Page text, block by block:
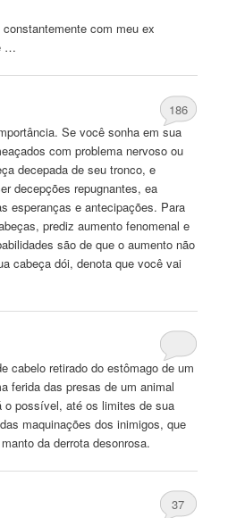
com meu ex
…
186
Se você sonha em sua
com problema nervoso ou
decepada de seu tronco, e
decepções repugnantes, ea
esperanças e antecipações. Para
prediz aumento fenomenal e
são de que o aumento não
cabeça dói, denota que você vai
cabelo retirado do estômago de um
ferida das presas de um animal
o possível, até os limites de sua
maquinações dos inimigos, que
da derrota desonrosa.
37